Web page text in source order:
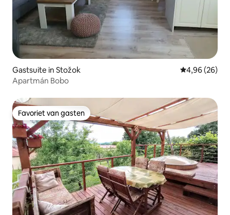
Gastsuite in Stožok Gemiddelde
4,96 (26)
Apartmán Bobo
Favoriet van gasten
Favoriet van gasten